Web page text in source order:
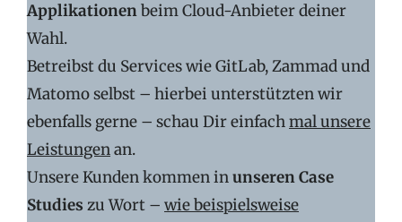
Applikationenbeim Cloud-Anbieter deiner
Wahl.
Betreibst du Services wie GitLab, Zammad und
Matomo selbst – hierbei unterstützten wir
ebenfalls gerne – schau Dir einfachmal unsere
Leistungenan.
Unsere Kunden kommen inunseren Case
Studies zu Wort – wie beispielsweise